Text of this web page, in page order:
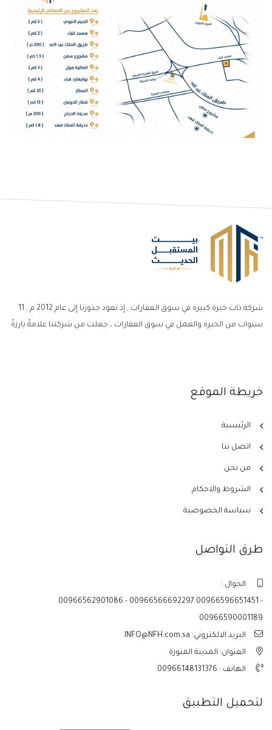
شركة ذات خبرة كبيرة في سوق العقارات , إذ تعود جذورنا إلى عام 2012 م , 11
سنوات من الخبرة والعمل في سوق العقارات ، جعلت من شركتنا علامةً بارزةً
خريطة الموقع
الرئيسية
اتصل بنا
من نحن
الشروط والاحكام
سياسة الخصوصية
طرق التواصل
الجوال :
00966562901086 - 00966566692297 00966596651451 -
00966590001189
البريد الالكتروني: INFO@NFH.com.sa
العنوان: المدينة المنورة
الهاتف : 00966148131376
لتحميل التطبيق